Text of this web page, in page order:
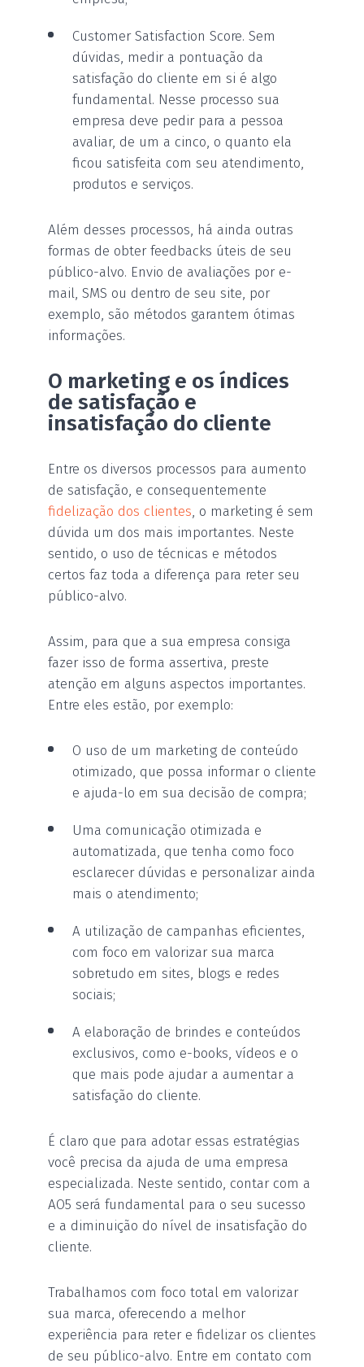
Customer Satisfaction Score. Sem
dúvidas, medir a pontuação da
satisfação do cliente em si é algo
fundamental. Nesse processo sua
empresa deve pedir para a pessoa
avaliar, de um a cinco, o quanto ela
ficou satisfeita com seu atendimento,
produtos e serviços.
Além desses processos, há ainda outras
formas de obter feedbacks úteis de seu
público-alvo. Envio de avaliações por e-
mail, SMS ou dentro de seu site, por
exemplo, são métodos garantem ótimas
informações.
O marketing e os índices
de satisfação e
insatisfação do cliente
Entre os diversos processos para aumento
de satisfação, e consequentemente
fidelização dos clientes, o marketing é sem
dúvida um dos mais importantes. Neste
sentido, o uso de técnicas e métodos
certos faz toda a diferença para reter seu
público-alvo.
Assim, para que a sua empresa consiga
fazer isso de forma assertiva, preste
atenção em alguns aspectos importantes.
Entre eles estão, por exemplo:
O uso de um marketing de conteúdo
otimizado, que possa informar o cliente
e ajuda-lo em sua decisão de compra;
Uma comunicação otimizada e
automatizada, que tenha como foco
esclarecer dúvidas e personalizar ainda
mais o atendimento;
A utilização de campanhas eficientes,
com foco em valorizar sua marca
sobretudo em sites, blogs e redes
sociais;
A elaboração de brindes e conteúdos
exclusivos, como e-books, vídeos e o
que mais pode ajudar a aumentar a
satisfação do cliente.
É claro que para adotar essas estratégias
você precisa da ajuda de uma empresa
especializada. Neste sentido, contar com a
AO5 será fundamental para o seu sucesso
e a diminuição do nível de insatisfação do
cliente.
Trabalhamos com foco total em valorizar
sua marca, oferecendo a melhor
experiência para reter e fidelizar os clientes
de seu público-alvo. Entre em contato com